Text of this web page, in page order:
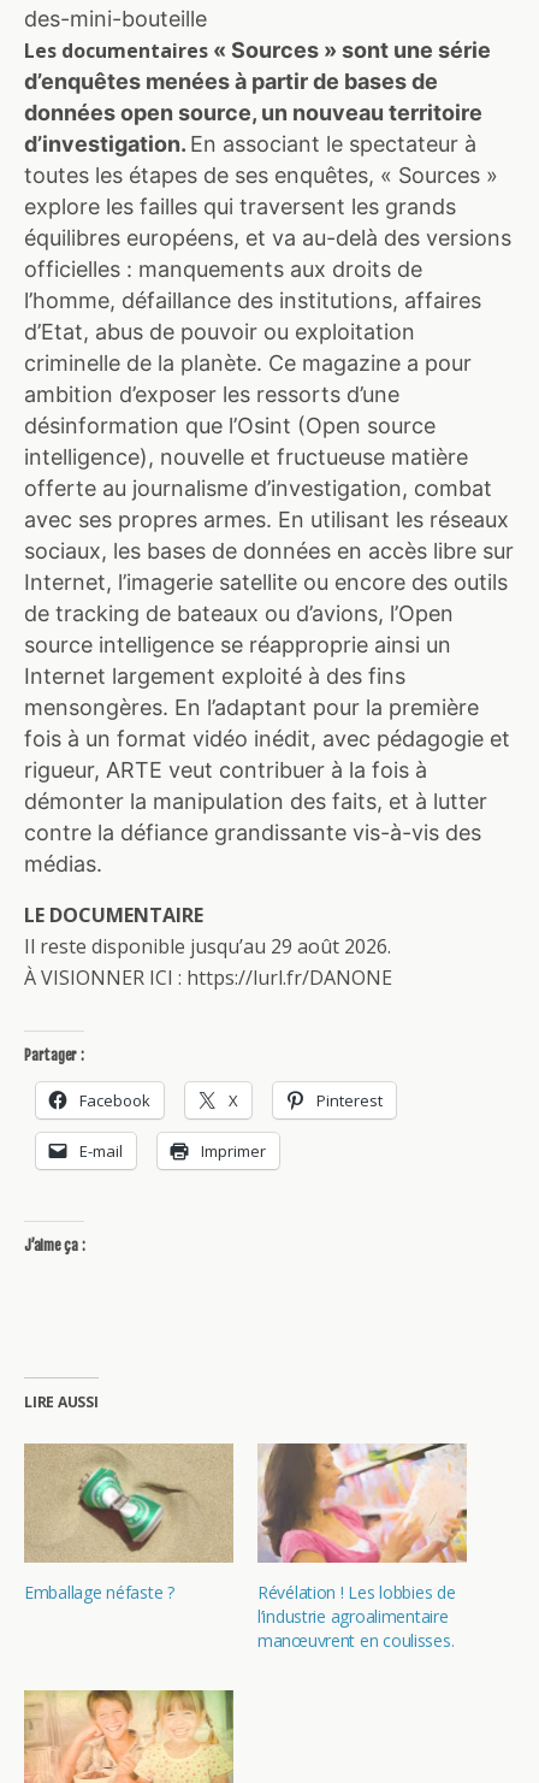
des-mini-bouteille
Les documentaires « Sources » sont une série
d’enquêtes menées à partir de bases de
données open source, un nouveau territoire
d’investigation. En associant le spectateur à
toutes les étapes de ses enquêtes, « Sources »
explore les failles qui traversent les grands
équilibres européens, et va au-delà des versions
officielles : manquements aux droits de
l’homme, défaillance des institutions, affaires
d’Etat, abus de pouvoir ou exploitation
criminelle de la planète. Ce magazine a pour
ambition d’exposer les ressorts d’une
désinformation que l’Osint (Open source
intelligence), nouvelle et fructueuse matière
offerte au journalisme d’investigation, combat
avec ses propres armes. En utilisant les réseaux
sociaux, les bases de données en accès libre sur
Internet, l’imagerie satellite ou encore des outils
de tracking de bateaux ou d’avions, l’Open
source intelligence se réapproprie ainsi un
Internet largement exploité à des fins
mensongères. En l’adaptant pour la première
fois à un format vidéo inédit, avec pédagogie et
rigueur, ARTE veut contribuer à la fois à
démonter la manipulation des faits, et à lutter
contre la défiance grandissante vis-à-vis des
médias.
LE DOCUMENTAIRE
Il reste disponible jusqu’au 29 août 2026.
À VISIONNER ICI : https://lurl.fr/DANONE
Partager :
Facebook X Pinterest
E-mail Imprimer
J’aime ça :
LIRE AUSSI
Emballage néfaste ?
Révélation ! Les lobbies de
l’industrie agroalimentaire
manœuvrent en coulisses.